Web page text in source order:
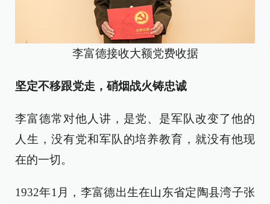
李富德接收大额党费收据
坚定不移跟党走，硝烟战火铸忠诚
李富德常对他人讲，是党、是军队改变了他的
人生，没有党和军队的培养教育，就没有他现
在的一切。
1932年1月，李富德出生在山东省定陶县湾子张